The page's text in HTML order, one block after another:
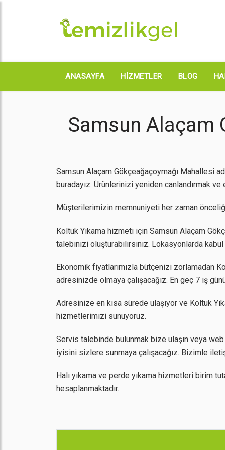
ANASAYFA HIZMETLER BLOG
Samsun Alaçam
Samsun Alaçam Gökçeağaçoymağı Mahallesi
buradayız. Ürünlerinizi yeniden canlandırmak
Müşterilerimizin memnuniyeti her zaman
Koltuk Yıkama hizmeti için Samsun Alaçam
talebinizi oluşturabilirsiniz. Lokasyonlarda
Ekonomik fiyatlarımızla bütçenizi zorlamadan
adresinizde olmaya çalışacağız. En geç 7 iş
Adresinize en kısa sürede ulaşıyor ve Koltuk
hizmetlerimizi sunuyoruz.
Servis talebinde bulunmak bize ulaşın veya
iyisini sizlere sunmaya çalışacağız. Bizimle
Halı yıkama ve perde yıkama hizmetleri birim
hesaplanmaktadır.